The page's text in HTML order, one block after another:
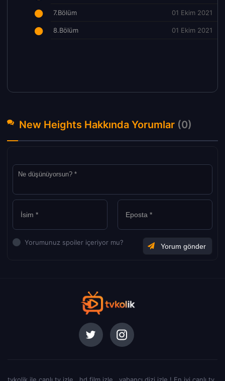
7.Bölüm 01 Ekim 2021
8.Bölüm 01 Ekim 2021
New Heights Hakkında Yorumlar (0)
Yorumunuz spoiler içeriyor mu?